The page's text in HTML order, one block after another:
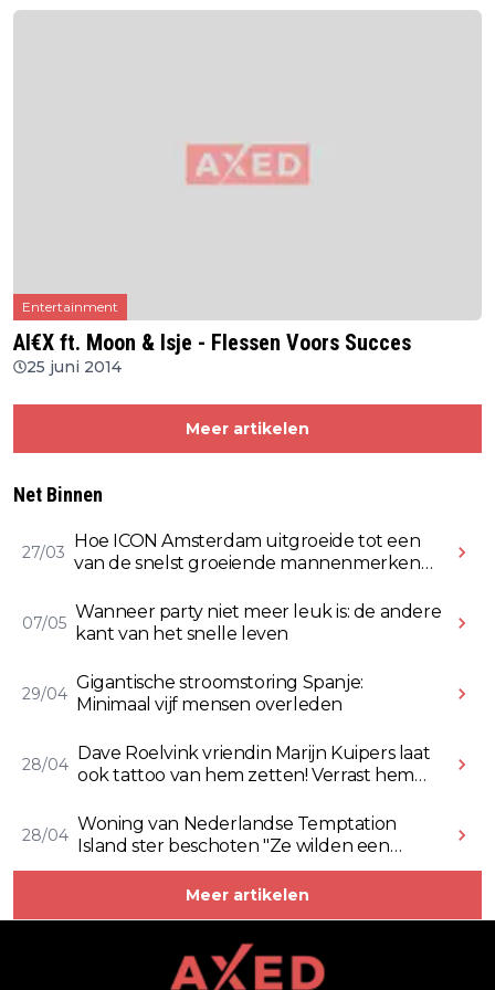
Entertainment
Al€X ft. Moon & Isje - Flessen Voors Succes
25 juni 2014
Meer artikelen
Net Binnen
27/03
Hoe ICON Amsterdam uitgroeide tot een
van de snelst groeiende mannenmerken
07/05
Wanneer party niet meer leuk is: de andere
kant van het snelle leven
29/04
Gigantische stroomstoring Spanje:
Minimaal vijf mensen overleden
28/04
Dave Roelvink vriendin Marijn Kuipers laat
ook tattoo van hem zetten! Verrast hem
28/04
Woning van Nederlandse Temptation
Island ster beschoten "Ze wilden een
Rolex stelen" (Video)
Meer artikelen